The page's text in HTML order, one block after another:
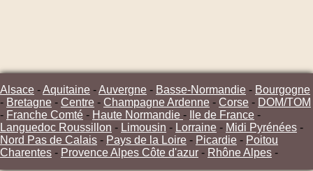
Alsace -Aquitaine -Auvergne - Basse-Normandie - Bourgogne
- Bretagne - Centre - Champagne Ardenne - Corse - DOM/TOM
- Franche Comté - Haute Normandie - Ile de France -
Languedoc Roussillon - Limousin - Lorraine - Midi Pyrénées -
Nord Pas de Calais - Pays de la Loire - Picardie - Poitou
Charentes - Provence Alpes Côte d'azur - Rhône Alpes -